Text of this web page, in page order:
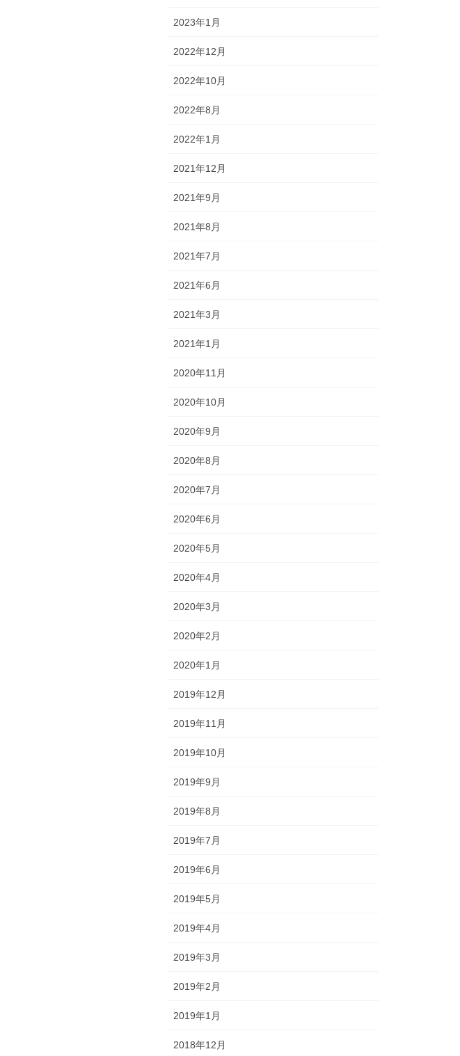
2023年1月
2022年12月
2022年10月
2022年8月
2022年1月
2021年12月
2021年9月
2021年8月
2021年7月
2021年6月
2021年3月
2021年1月
2020年11月
2020年10月
2020年9月
2020年8月
2020年7月
2020年6月
2020年5月
2020年4月
2020年3月
2020年2月
2020年1月
2019年12月
2019年11月
2019年10月
2019年9月
2019年8月
2019年7月
2019年6月
2019年5月
2019年4月
2019年3月
2019年2月
2019年1月
2018年12月